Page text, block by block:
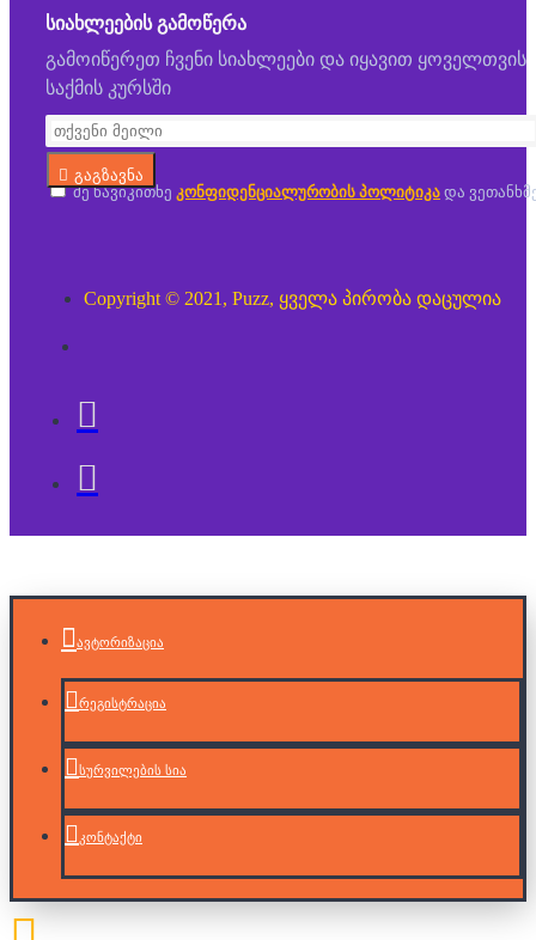
ᲡᲘᲐᲮᲚᲔᲔᲑᲘᲡ ᲒᲐᲛᲝᲬᲔᲠᲐ
გამოიწერეთ ჩვენი სიახლეები და იყავით ყოველთვის
საქმის კურსში
გაგზავნა
მე წავიკითხე კონფიდენციალურობის პოლიტიკა და
Copyright © 2021, Puzz, ყველა პირობა დაცულია
ავტორიზაცია
რეგისტრაცია
სურვილების სია
კონტაქტი